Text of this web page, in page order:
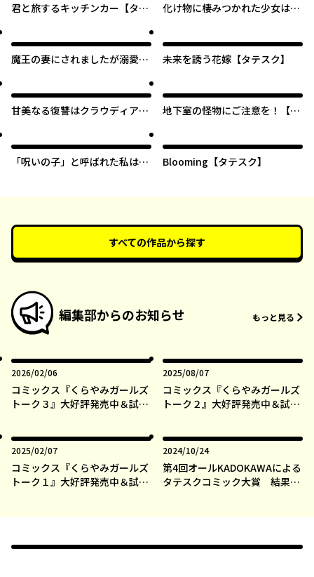
君と旅するキッチンカー【タテ
化け物に棲みつかれた少女は自
魔王の妻にされましたが溺愛さ
未来を誘う花嫁【タテスク】
甘美なる復讐はクラウディアの
地下室の怪物にご注意を！【タ
「呪いの子」と呼ばれた私はそ
Blooming【タテスク】
すべての作品から探す
編集部からのお知らせ もっと見る
2026/02/06
2026年02月06日
コミックス『くらやみガールズ
トーク３』大好評発売中＆試し
2025/08/07
2025年08月07日
コミックス『くらやみガールズ
トーク２』大好評発売中＆試し
2025/02/07
2025年02月07日
コミックス『くらやみガールズ
トーク１』大好評発売中＆試し
2024/10/24
2024年10月24日
第4回オールKADOKAWAによる
タテスクコミック大賞 結果発